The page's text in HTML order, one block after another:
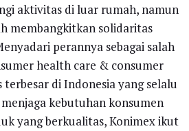
aktivitas di luar rumah, namun
membangkitkan solidaritas
perannya sebagai salah
health care & consumer
terbesar di Indonesia yang selalu
kebutuhan konsumen
yang berkualitas, Konimex ikut